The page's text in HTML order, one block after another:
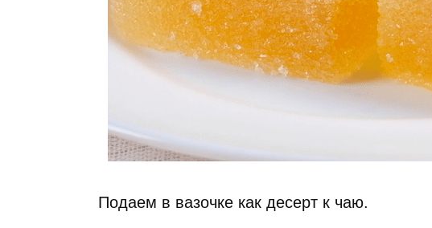
Подаем в вазочке как десерт к чаю.